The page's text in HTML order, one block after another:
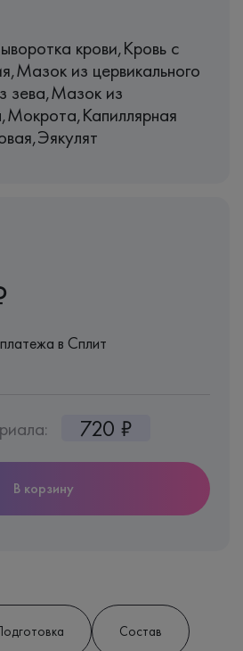
крови,Кровь с
из цервикального
зева,Мазок из
в Сплит
720 ₽
В корзину
Состав